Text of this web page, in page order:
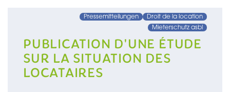
Pressemitteilungen
Droit de la location
Mieterschutz asbl
PUBLICATION D'UNE ÉTUDE
SUR LA SITUATION DES
LOCATAIRES